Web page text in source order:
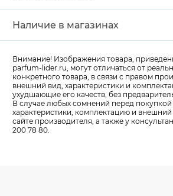
Наличие в магазинах
Внимание! Изображения товара,
parfum-lider.ru, могут отличаться от
конкретного товара, в связи с правом
внешний вид, характеристики и
ухудшающие его качеств, без
В случае любых сомнений перед покупкой
характеристики, комплектацию и
сайте производителя, а также у
200 78 80.